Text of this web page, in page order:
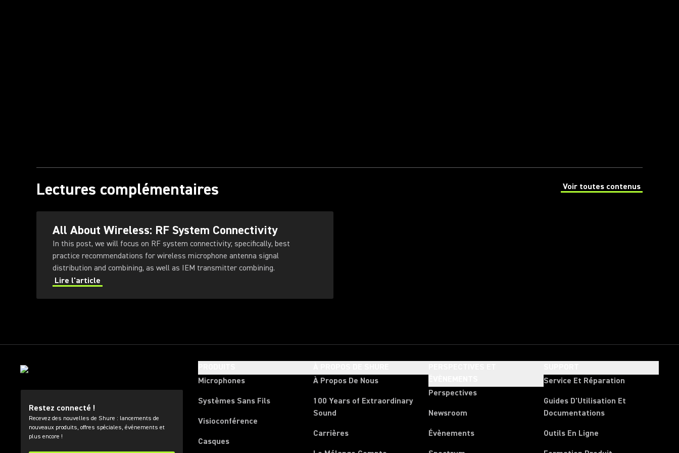
Lectures complémentaires Voir toutes contenus
(Opens in a new tab)
All About Wireless: RF System Connectivity
In this post, we will focus on RF system connectivity; specifically, best
practice recommendations for wireless microphone antenna signal
distribution and combining, as well as IEM transmitter combining.
Lire l'article
Restez connecté !
Recevez des nouvelles de Shure : lancements de
nouveaux produits, offres spéciales, événements et
plus encore !
Microphones
Systèmes Sans Fils
Visioconférence
Casques
À Propos De Nous
100 Years of Extraordinary
Sound
Carrières
Perspectives
Newsroom
Évènements
Service Et Réparation
Guides D'Utilisation Et
Documentations
Outils En Ligne